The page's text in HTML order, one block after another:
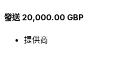
發送 20,000.00 GBP
提供商